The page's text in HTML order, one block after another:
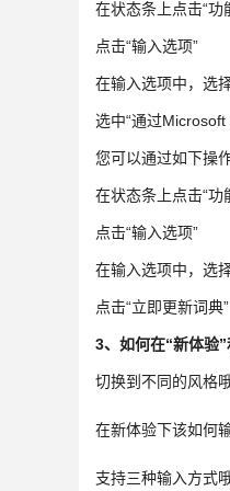
在状态条上点击“功
点击“输入选项”
在输入选项中，选
选中“通过
您可以通过如下操
在状态条上点击“功
点击“输入选项”
在输入选项中，选
点击“立即更新词典”
3、如何在“新体验
切换到不同的风格
在新体验下该如何
支持三种输入方式